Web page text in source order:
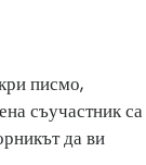
писмо,
съучастник са
да ви